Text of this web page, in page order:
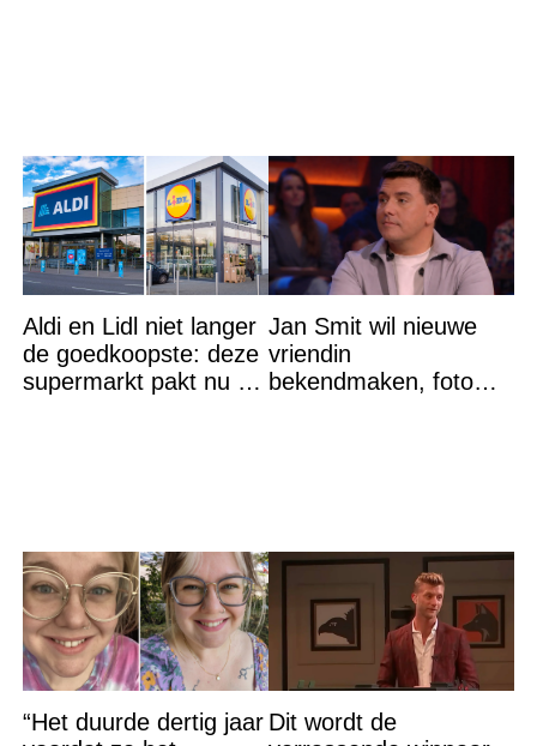
Aldi en Lidl niet langer
de goedkoopste: deze
supermarkt pakt nu de
Jan Smit wil nieuwe
vriendin
bekendmaken, foto
“Het duurde dertig jaar Dit wordt de